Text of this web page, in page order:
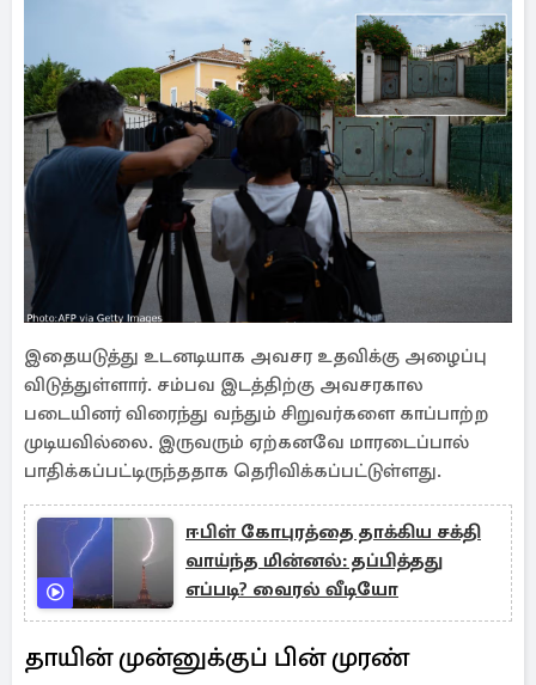
இதையடுத்து உடனடியாக அவசர உதவிக்கு அழைப்பு
விடுத்துள்ளார். சம்பவ இடத்திற்கு அவசரகால
படையினர் விரைந்து வந்தும் சிறுவர்களை காப்பாற்ற
முடியவில்லை. இருவரும் ஏற்கனவே மாரடைப்பால்
பாதிக்கப்பட்டிருந்ததாக தெரிவிக்கப்பட்டுள்ளது.
ஈபிள் கோபுரத்தை தாக்கிய சக்தி
வாய்ந்த மின்னல்: தப்பித்தது
எப்படி? வைரல் வீடியோ
தாயின் முன்னுக்குப் பின் முரண்